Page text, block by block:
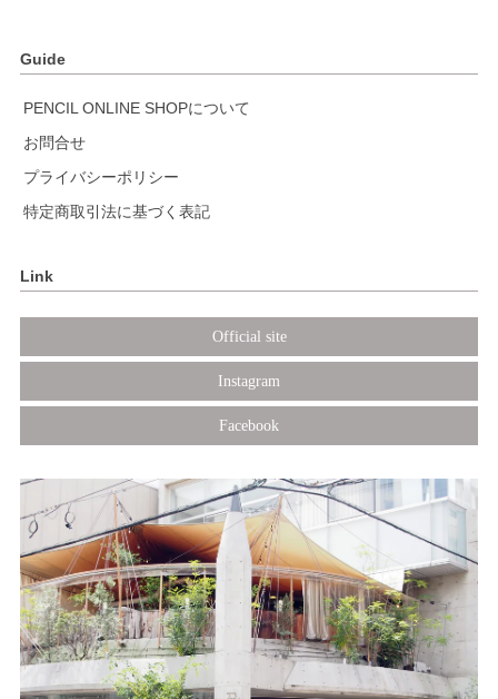
Guide
PENCIL ONLINE SHOPについて
お問合せ
プライバシーポリシー
特定商取引法に基づく表記
Link
Official site
Instagram
Facebook